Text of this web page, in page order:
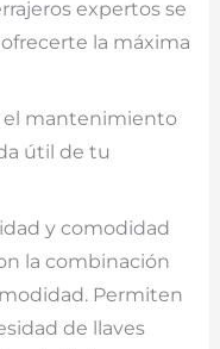
expertos se
la máxima
el mantenimiento
útil de tu
y comodidad
la combinación
Permiten
de llaves